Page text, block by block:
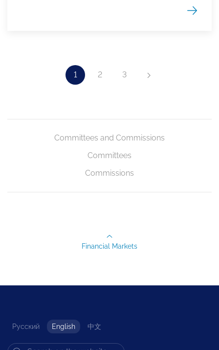
1 2 3
Committees and Commissions
Committees
Commissions
Financial Markets
Русский English 中文